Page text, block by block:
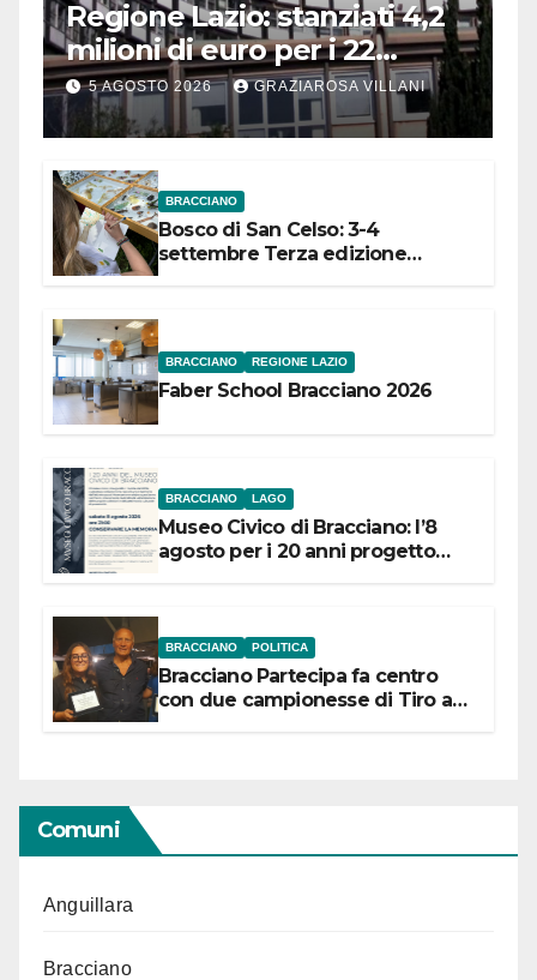
Regione Lazio: stanziati 4,2
milioni di euro per i 22
Comuni dell’Etruria
Meridionale
5 AGOSTO 2026 GRAZIAROSA VILLANI
BRACCIANO
Bosco di San Celso: 3-4
settembre Terza edizione
BRACCIANO REGIONE LAZIO
Faber School Bracciano 2026
BRACCIANO LAGO
Museo Civico di Bracciano: l’8
agosto per i 20 anni progetto
BRACCIANO POLITICA
Bracciano Partecipa fa centro
con due campionesse di Tiro a
Comuni
Anguillara
Bracciano